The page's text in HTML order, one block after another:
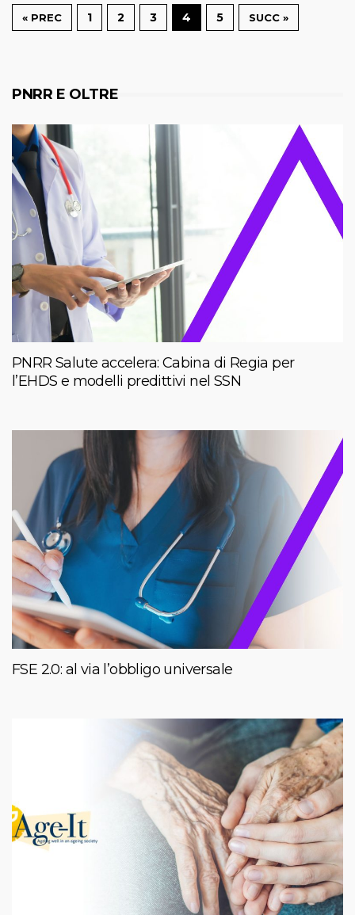
« PREC 1 2 3 4 5 SUCC »
PNRR E OLTRE
PNRR Salute accelera: Cabina di Regia per
l’EHDS e modelli predittivi nel SSN
FSE 2.0: al via l’obbligo universale